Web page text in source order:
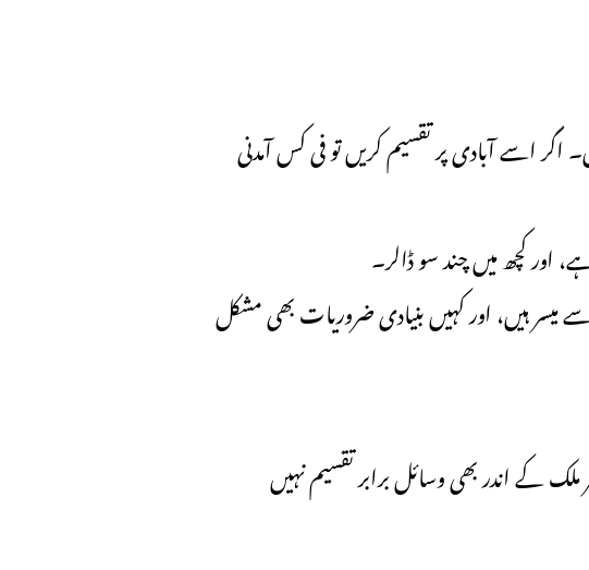
اگر اسے آبادی پر تقسیم کریں تو فی کس آمدنی
اور کچھ میں چند سو ڈالر۔
میسر ہیں، اور کہیں بنیادی ضروریات بھی مشکل
ملک کے اندر بھی وسائل برابر تقسیم نہیں